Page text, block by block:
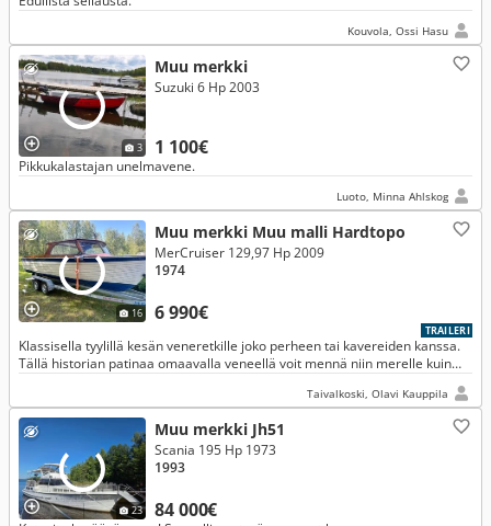
Kouvola, Ossi Hasu
3
Muu merkki
1 100€
Suzuki 6 Hp 2003
Pikkukalastajan unelmavene.
Luoto, Minna Ahlskog
16
Muu merkki Muu malli Hardtopo
6 990€
MerCruiser 129,97 Hp 2009
1974
TRAILERI
Klassisella tyylillä kesän veneretkille joko perheen tai kavereiden kanssa.
Tällä historian patinaa omaavalla veneellä voit mennä niin merelle kuin
Taivalkoski, Olavi Kauppila
23
Muu merkki Jh51
84 000€
Scania 195 Hp 1973
1993